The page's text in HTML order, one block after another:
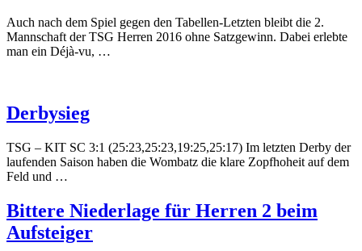
Auch nach dem Spiel gegen den Tabellen-Letzten bleibt die 2.
Mannschaft der TSG Herren 2016 ohne Satzgewinn. Dabei erlebte
man ein Déjà-vu, …
Derbysieg
TSG – KIT SC 3:1 (25:23,25:23,19:25,25:17) Im letzten Derby der
laufenden Saison haben die Wombatz die klare Zopfhoheit auf dem
Feld und …
Bittere Niederlage für Herren 2 beim
Aufsteiger